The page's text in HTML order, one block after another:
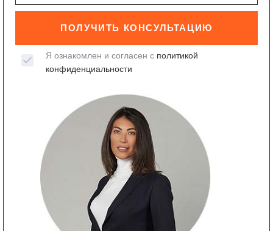
ПОЛУЧИТЬ КОНСУЛЬТАЦИЮ
Я ознакомлен и согласен с политикой
конфиденциальности